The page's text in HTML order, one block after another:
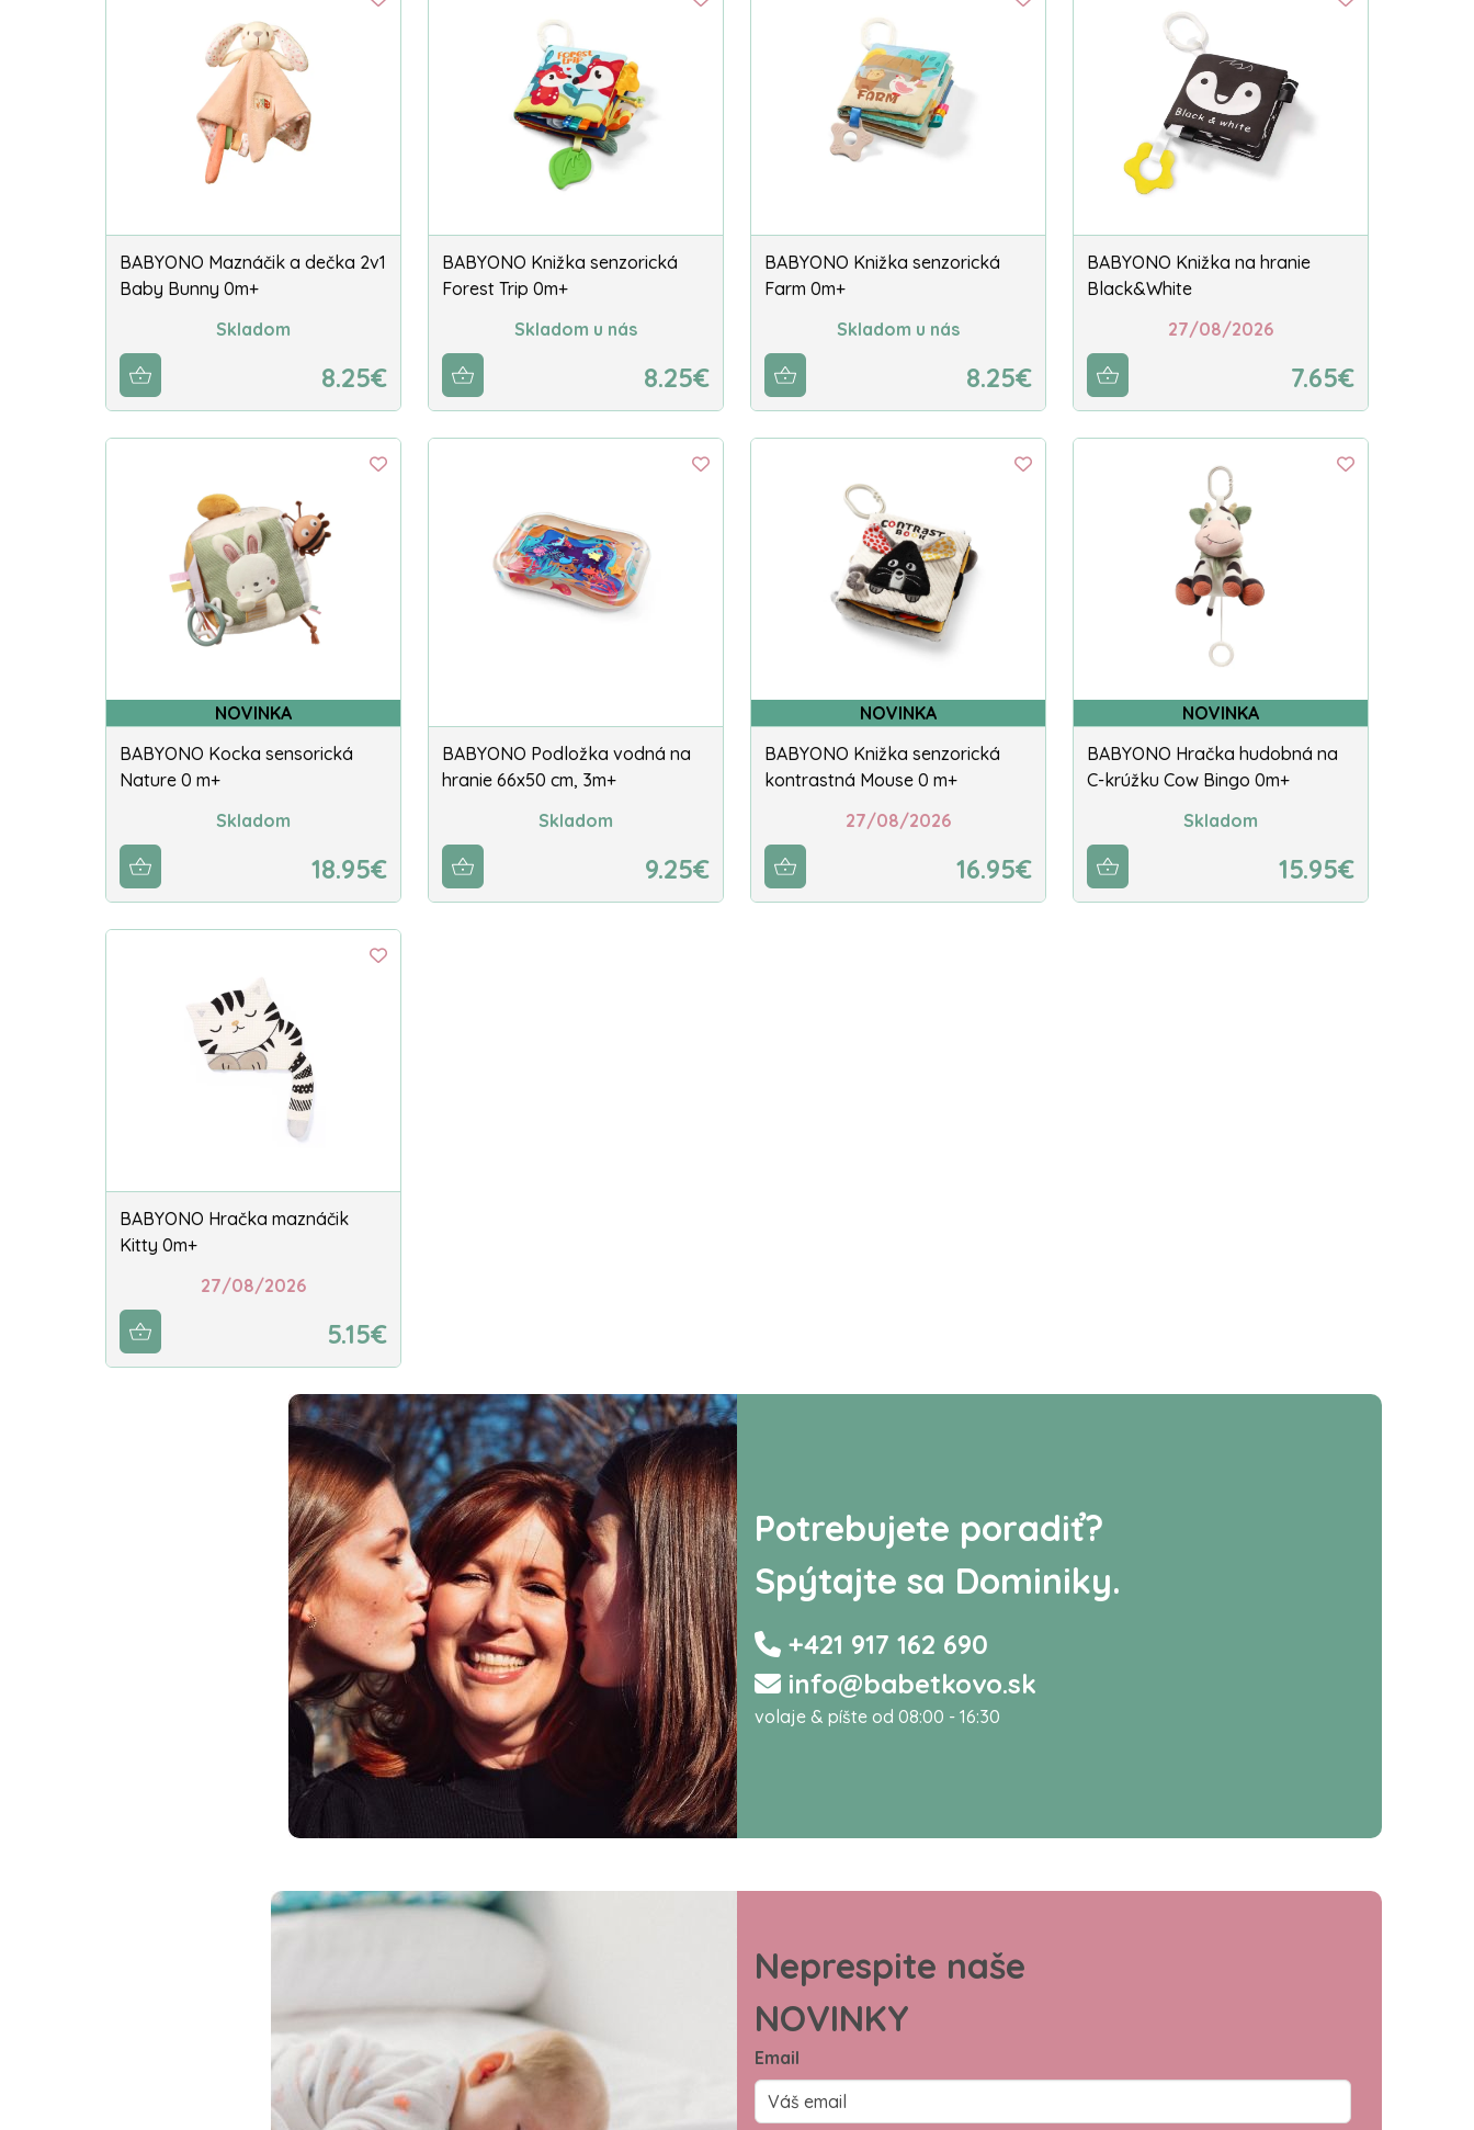
BABYONO Maznáčik a dečka 2v1
Baby Bunny 0m+
Skladom
8.25€
BABYONO Knižka senzorická
Forest Trip 0m+
Skladom u nás
8.25€
BABYONO Knižka senzorická
Farm 0m+
Skladom u nás
8.25€
BABYONO Knižka na hranie
Black&White
27/08/2026
7.65€
NOVINKA
BABYONO Kocka sensorická
Nature 0 m+
Skladom
18.95€
BABYONO Podložka vodná na
hranie 66x50 cm, 3m+
Skladom
9.25€
NOVINKA
BABYONO Knižka senzorická
kontrastná Mouse 0 m+
27/08/2026
16.95€
NOVINKA
BABYONO Hračka hudobná na
C-krúžku Cow Bingo 0m+
Skladom
15.95€
BABYONO Hračka maznáčik
Kitty 0m+
27/08/2026
5.15€
Potrebujete poradiť?
Spýtajte sa Dominiky.
+421 917 162 690
info@babetkovo.sk
volaje & píšte od 08:00 - 16:30
Neprespite naše
NOVINKY
Email